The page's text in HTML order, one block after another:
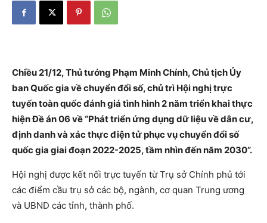
Chiều 21/12, Thủ tướng Phạm Minh Chính, Chủ tịch Ủy
ban Quốc gia về chuyển đổi số, chủ trì Hội nghị trực
tuyến toàn quốc đánh giá tình hình 2 năm triển khai thực
hiện Đề án 06 về “Phát triển ứng dụng dữ liệu về dân cư,
định danh và xác thực điện tử phục vụ chuyển đổi số
quốc gia giai đoạn 2022-2025, tầm nhìn đến năm 2030”.
Hội nghị được kết nối trực tuyến từ Trụ sở Chính phủ tới
các điểm cầu trụ sở các bộ, ngành, cơ quan Trung ương
và UBND các tỉnh, thành phố.